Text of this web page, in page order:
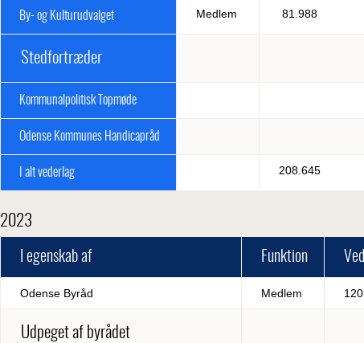
By- og Kulturudvalget Medlem 81.988
Stedfortræder
Kommunalpolitisk Topmøde
Odense Kommunes Handicapråd
I alt vederlag 208.645
2023
I egenskab af Funktion
Odense Byråd Medlem
Udpeget af byrådet